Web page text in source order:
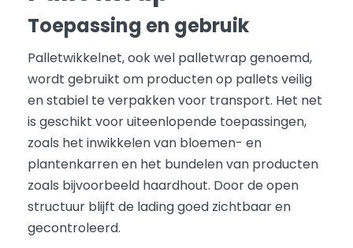
Toepassing en gebruik
Palletwikkelnet, ook wel palletwrap genoemd,
wordt gebruikt om producten op pallets veilig
en stabiel te verpakken voor transport. Het net
is geschikt voor uiteenlopende toepassingen,
zoals het inwikkelen van bloemen- en
plantenkarren en het bundelen van producten
zoals bijvoorbeeld haardhout. Door de open
structuur blijft de lading goed zichtbaar en
gecontroleerd.